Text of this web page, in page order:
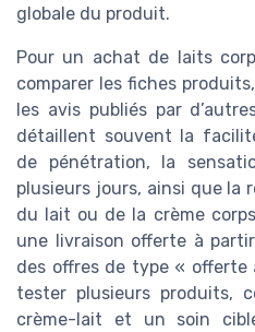
globale du produit.
Pour un achat de laits
comparer les fiches
les avis publiés par
détaillent souvent la
de pénétration, la
plusieurs jours, ainsi que la
du lait ou de la crème
une livraison offerte à
des offres de type «
tester plusieurs produits,
crème-lait et un soin